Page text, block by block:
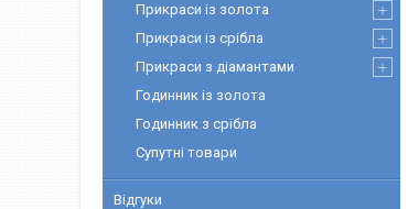
Прикраси із золота
Прикраси із срібла
Прикраси з діамантами
Годинник із золота
Годинник з срібла
Супутні товари
Відгуки